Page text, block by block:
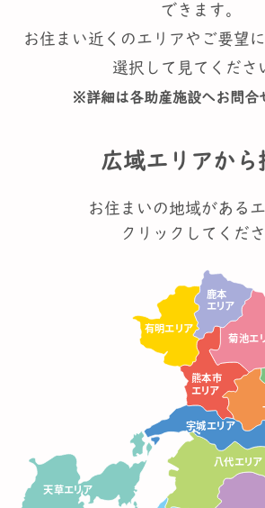
できます。
お住まい近くのエリアやご要望
選択して見てくださ
※詳細は各助産施設へお問合
広域エリアから
お住まいの地域がある
クリックしてくだ
天草エリア
天草エリア
天草エリア
八代エリア
熊本市
エリア
宇城エリア
宇城エリア
宇城エリア
有明エリア
有明エリア
有明エリア
菊池エ
鹿本
エリア